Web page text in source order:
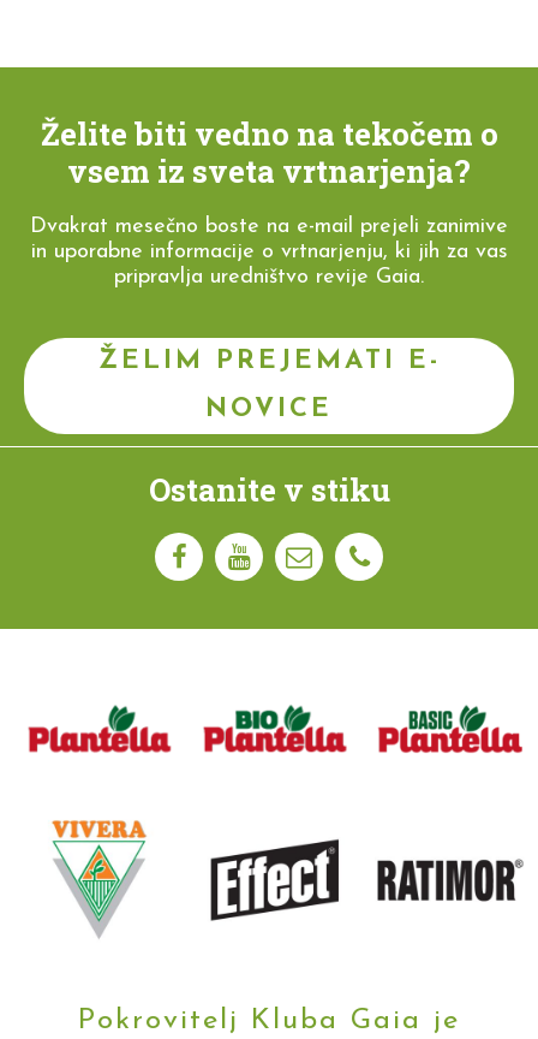
Želite biti vedno na tekočem o
vsem iz sveta vrtnarjenja?
Dvakrat mesečno boste na e-mail prejeli zanimive
in uporabne informacije o vrtnarjenju, ki jih za vas
pripravlja uredništvo revije Gaia.
ŽELIM PREJEMATI E-
NOVICE
Ostanite v stiku
Pokrovitelj Kluba Gaia je